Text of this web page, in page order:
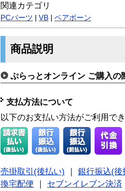
関連カテゴリ
PCパーツ VB ベアボーン
商品説明
ぷらっとオンライン ご購入の
支払方法について
以下のお支払い方法がご利用で
売掛取引(後払い)
銀行振込(後
換宅配便
セブンイレブン決済